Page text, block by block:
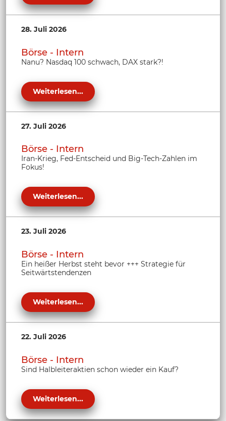
28. Juli 2026
Börse - Intern
Nanu? Nasdaq 100 schwach, DAX stark?!
Weiterlesen...
27. Juli 2026
Börse - Intern
Iran-Krieg, Fed-Entscheid und Big-Tech-Zahlen im
Fokus!
Weiterlesen...
23. Juli 2026
Börse - Intern
Ein heißer Herbst steht bevor +++ Strategie für
Seitwärtstendenzen
Weiterlesen...
22. Juli 2026
Börse - Intern
Sind Halbleiteraktien schon wieder ein Kauf?
Weiterlesen...